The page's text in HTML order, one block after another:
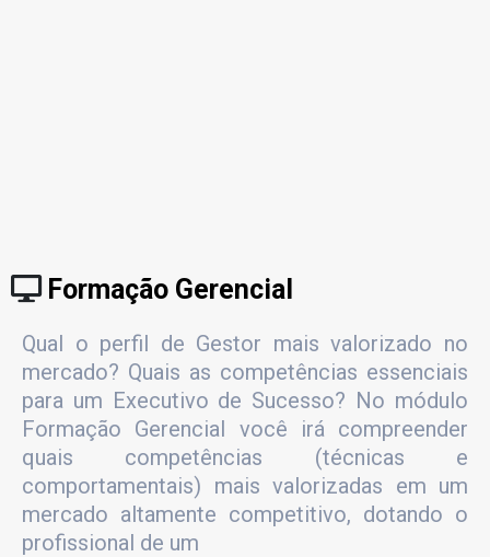
Formação Gerencial
Qual o perfil de Gestor mais valorizado no
mercado? Quais as competências essenciais
para um Executivo de Sucesso? No módulo
Formação Gerencial você irá compreender
quais competências (técnicas e
comportamentais) mais valorizadas em um
mercado altamente competitivo, dotando o
profissional de um